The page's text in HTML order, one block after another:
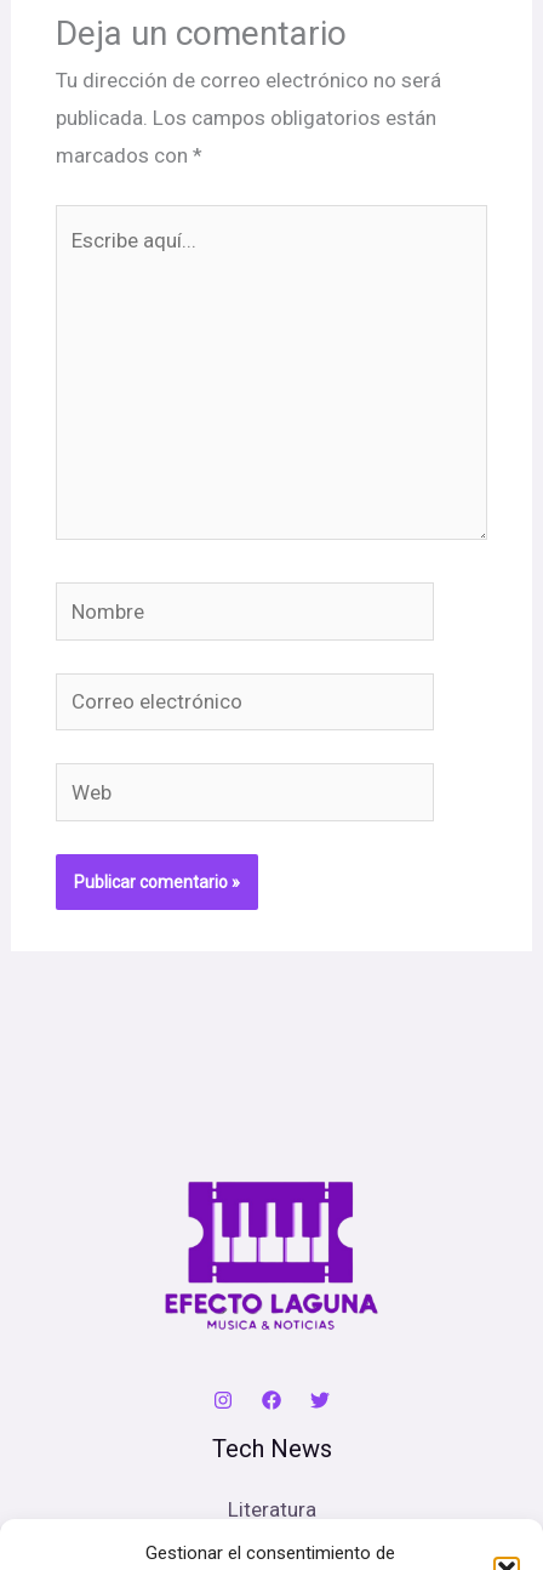
Gestionar el consentimiento de
Deja un comentario
Tu dirección de correo electrónico no será
publicada. Los campos obligatorios están
marcados con *
Nombre
Correo
electrónico
Web
Tech News
Literatura
Cine